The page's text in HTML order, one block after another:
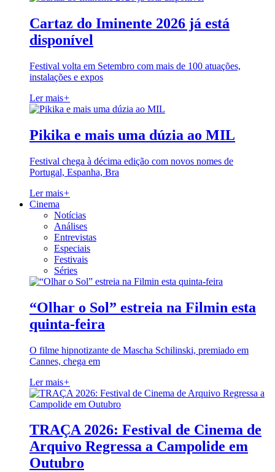
Cartaz do Iminente 2026 já está
disponível
Festival volta em Setembro com mais de 100 atuações,
instalações e expos
Ler mais+
Pikika e mais uma dúzia ao MIL
Festival chega à décima edição com novos nomes de
Portugal, Espanha, Bra
Ler mais+
Cinema
Notícias
Análises
Entrevistas
Especiais
Festivais
Séries
“Olhar o Sol” estreia na Filmin esta
quinta-feira
O filme hipnotizante de Mascha Schilinski, premiado em
Cannes, chega em
Ler mais+
TRAÇA 2026: Festival de Cinema de
Arquivo Regressa a Campolide em
Outubro